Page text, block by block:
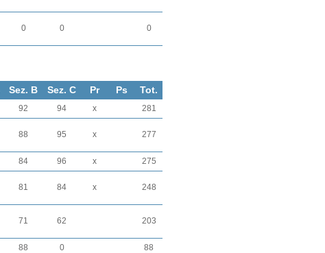
0 0 0
Sez. B Sez. C Pr Ps Tot.
92 94 x
281
88 95 x 277
84 96 x
275
81 84 x 248
71 62 203
88 0
88